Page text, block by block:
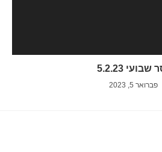
5.2.23
פברואר 5, 2023